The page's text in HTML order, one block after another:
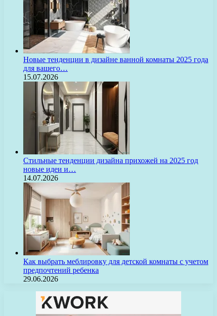
Новые тенденции в дизайне ванной комнаты 2025 года
для вашего…
15.07.2026
Стильные тенденции дизайна прихожей на 2025 год
новые идеи и…
14.07.2026
Как выбрать меблировку для детской комнаты с учетом
предпочтений ребенка
29.06.2026